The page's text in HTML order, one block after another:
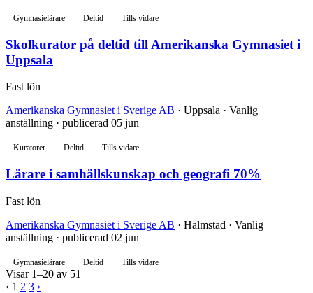
Gymnasielärare Deltid Tills vidare
Skolkurator på deltid till Amerikanska Gymnasiet i
Uppsala
Fast lön
Amerikanska Gymnasiet i Sverige AB · Uppsala · Vanlig
anställning · publicerad 05 jun
Kuratorer Deltid Tills vidare
Lärare i samhällskunskap och geografi 70%
Fast lön
Amerikanska Gymnasiet i Sverige AB · Halmstad · Vanlig
anställning · publicerad 02 jun
Gymnasielärare Deltid Tills vidare
Visar 1–20 av 51
‹ 1 2 3 ›